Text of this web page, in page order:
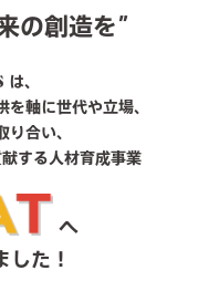
の創造を”
は、
軸に世代や立場、
り合い、
する人材育成事業
へ
した！